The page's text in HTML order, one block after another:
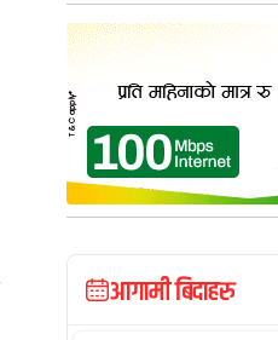
आगामी बिदाहरु